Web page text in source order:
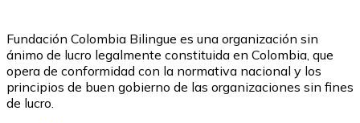
Fundación Colombia Bilingue es una organización sin
ánimo de lucro legalmente constituida en Colombia, que
opera de conformidad con la normativa nacional y los
principios de buen gobierno de las organizaciones sin fines
de lucro.